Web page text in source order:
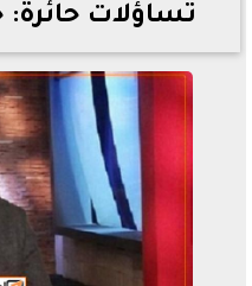
تساؤلات